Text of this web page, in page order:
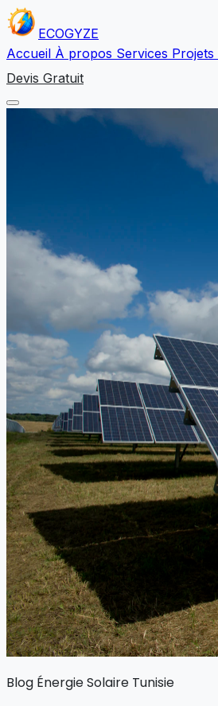
ECOGYZE
Accueil À propos Services Projets
Devis Gratuit
Blog Énergie Solaire Tunisie